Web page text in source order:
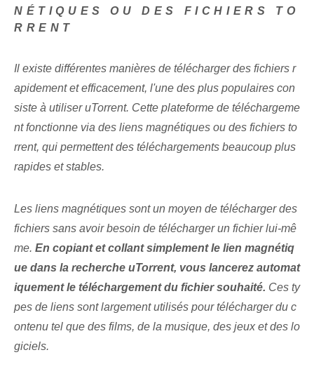
NÉTIQUES OU DES FICHIERS TO
RRENT
Il existe différentes manières de télécharger des fichiers r
apidement et efficacement, l'une des plus populaires con
siste à utiliser uTorrent. Cette plateforme de téléchargeme
nt fonctionne via des liens magnétiques ou des fichiers to
rrent, qui permettent des téléchargements beaucoup plus
rapides et stables.
Les liens magnétiques sont un moyen de télécharger des
fichiers sans avoir besoin de télécharger un fichier lui-mê
me.​ En copiant et collant simplement le lien magnétiq
ue dans la recherche uTorrent, vous lancerez automat
iquement le téléchargement du fichier souhaité. Ces ty
pes de liens sont largement utilisés pour télécharger du c
ontenu tel que des films, de la musique, des jeux et des lo
giciels.